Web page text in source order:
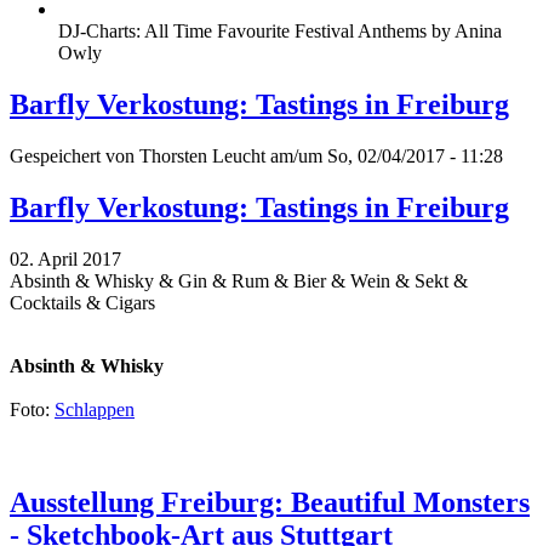
DJ-Charts: All Time Favourite Festival Anthems by Anina
Owly
Barfly Verkostung: Tastings in Freiburg
Gespeichert von Thorsten Leucht am/um So, 02/04/2017 - 11:28
Barfly Verkostung: Tastings in Freiburg
02. April 2017
Absinth & Whisky & Gin & Rum & Bier & Wein & Sekt &
Cocktails & Cigars
Absinth & Whisky
Foto: Schlappen
Ausstellung Freiburg: Beautiful Monsters
- Sketchbook-Art aus Stuttgart